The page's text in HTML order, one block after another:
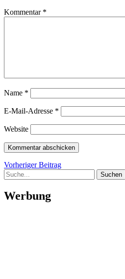
Kommentar *
Name *
E-Mail-Adresse *
Website
Beitragsnavigation
Vorheriger BeitragVorheriger
Suche
Werbung